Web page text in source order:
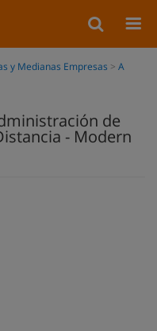
y Medianas Empresas
A
de
- Modern